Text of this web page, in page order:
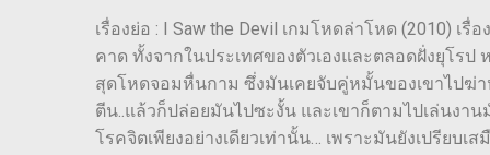
เรื่องย่อ : I Saw the Devil เกมโหดล่าโหด (2010) เ
คาด ทั้งจากในประเทศของตัวเองและตลอดฝั่งยุโร
สุดโหดจอมหื่นกาม ซึ่งมันเคยจับคู่หมั้นของเขาไปฆ่
ตีน..แล้วก็ปล่อยมันไปซะงั้น และเขาก็ตามไปเล่นงา
โรคจิตเพียงอย่างเดียวเท่านั้น… เพราะมันยังเปรียบเ